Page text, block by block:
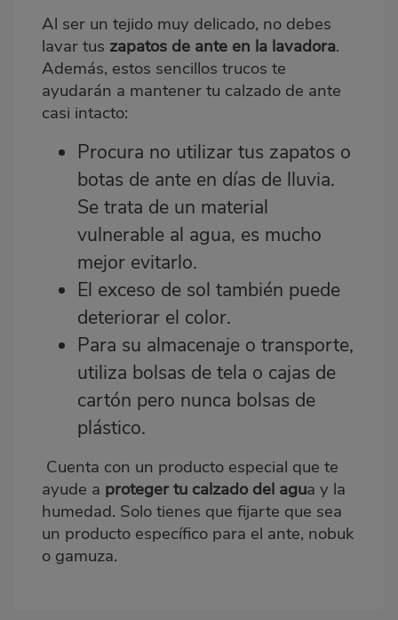
Al ser un tejido muy delicado, no debes
lavar tus zapatos de ante en la lavadora.
Además, estos sencillos trucos te
ayudarán a mantener tu calzado de ante
casi intacto:
Procura no utilizar tus zapatos o
botas de ante en días de lluvia.
Se trata de un material
vulnerable al agua, es mucho
mejor evitarlo.
El exceso de sol también puede
deteriorar el color.
Para su almacenaje o transporte,
utiliza bolsas de tela o cajas de
cartón pero nunca bolsas de
plástico.
Cuenta con un producto especial que te
ayude a proteger tu calzado del agua y la
humedad. Solo tienes que fijarte que sea
un producto específico para el ante, nobuk
o gamuza.